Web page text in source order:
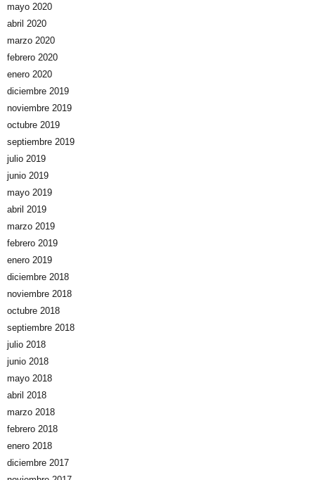
mayo 2020
abril 2020
marzo 2020
febrero 2020
enero 2020
diciembre 2019
noviembre 2019
octubre 2019
septiembre 2019
julio 2019
junio 2019
mayo 2019
abril 2019
marzo 2019
febrero 2019
enero 2019
diciembre 2018
noviembre 2018
octubre 2018
septiembre 2018
julio 2018
junio 2018
mayo 2018
abril 2018
marzo 2018
febrero 2018
enero 2018
diciembre 2017